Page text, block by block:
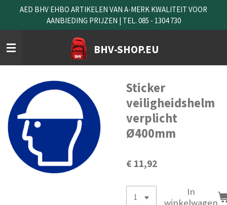
naar
de
hoofdinhoud
BHV-SHOP.EU
AED BHV EHBO ARTIKELEN VAN A-MERK KWALITEIT VOOR
AANBIEDING PRIJZEN | TEL. 085 - 1304 730
Sticker
veiligheidshelm
verplicht
Ø400mm
€ 11,92
In